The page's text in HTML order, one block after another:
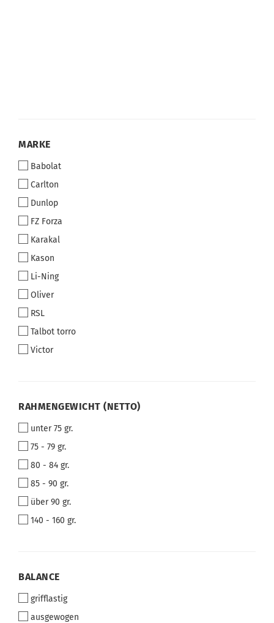
MARKE
MARKE
Babolat
Carlton
Dunlop
FZ Forza
Karakal
Kason
Li-Ning
Oliver
RSL
Talbot torro
Victor
RAHMENGEWICHT
RAHMENGEWICHT (NETTO)
unter 75 gr.
75 - 79 gr.
80 - 84 gr.
85 - 90 gr.
über 90 gr.
140 - 160 gr.
BALANCE
BALANCE
grifflastig
ausgewogen